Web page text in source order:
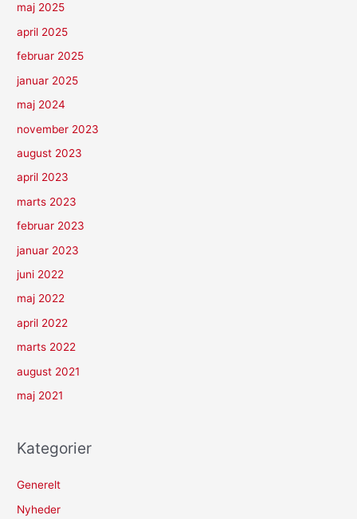
maj 2025
april 2025
februar 2025
januar 2025
maj 2024
november 2023
august 2023
april 2023
marts 2023
februar 2023
januar 2023
juni 2022
maj 2022
april 2022
marts 2022
august 2021
maj 2021
Kategorier
Generelt
Nyheder